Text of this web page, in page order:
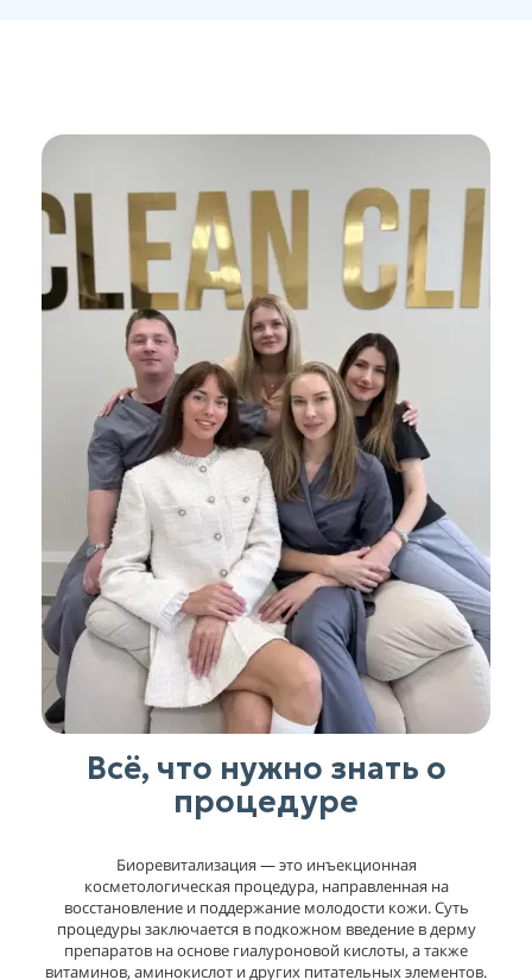
Всё, что нужно знать о
процедуре
Биоревитализация — это инъекционная
косметологическая процедура, направленная на
восстановление и поддержание молодости кожи. Суть
процедуры заключается в подкожном введение в дерму
препаратов на основе гиалуроновой кислоты, а также
витаминов, аминокислот и других питательных элементов.